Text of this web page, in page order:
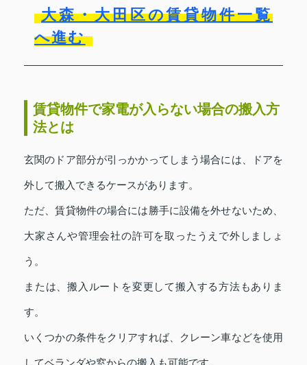
大森・大田区の賃貸物件一覧
へ進む
賃貸物件で家電が入らない場合の搬入方
法とは
玄関のドア部分が引っかかってしまう場合には、ドアを
外して搬入できるケースがあります。
ただ、賃貸物件の場合には勝手に設備を外せないため、
大家さんや管理会社の許可を取ったうえで外しましょ
う。
または、搬入ルートを変更して搬入する方法もありま
す。
いくつかの条件をクリアすれば、クレーン車などを使用
してベランダや窓からの搬入も可能です。